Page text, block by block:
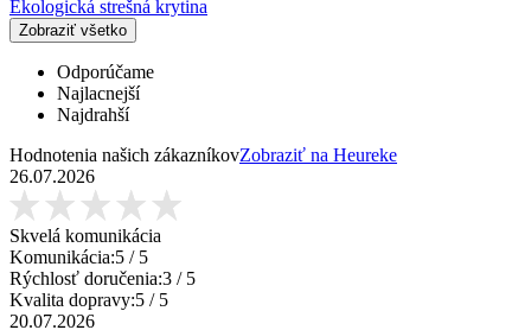
Ekologická strešná krytina
Zobraziť všetko
Odporúčame
Najlacnejší
Najdrahší
Hodnotenia našich zákazníkovZobraziť na Heureke
26.07.2026
Skvelá komunikácia
Komunikácia:5 / 5
Rýchlosť doručenia:3 / 5
Kvalita dopravy:5 / 5
20.07.2026